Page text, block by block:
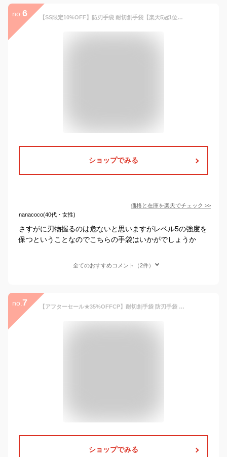
no. 6 【SS限定10%OFF】防刃手袋 耐切創手袋【楽天5冠1位】ANSI耐切創レベル5 ダイヤモンド シルク繊維 防刃 作業用手袋 防災 耐摩耗 耐引き裂き コーティング付き 滑り止め 手袋 軍手 災害 現場 工場 DIY アウトドア 作業用 大口注文歓迎 ガーデニング 選べる1双 2双
ショップでみる
価格と在庫を楽天でチェック >>
nanacoco(40代・女性)
さすがに刃物握るのは危ないと思いますがレベル5の強度を
保つということなのでこちらの手袋はいかがでしょうか
全てのおすすめコメント（2件）
no. 7 【アフターセール★35%OFFCP】耐切創手袋 防刃手袋 切創手袋 レベル5 切れない手袋 作業手袋 園芸 軍手 防災 1双 2双 防災グッズ 手袋 防刃 グローブ 災害時 防災時 ダイヤモンドシルク繊維 作業用グローブ 耐切創 防刃 ナイフ 刃物 ガラス S M L 保護 安全 防護
ショップでみる